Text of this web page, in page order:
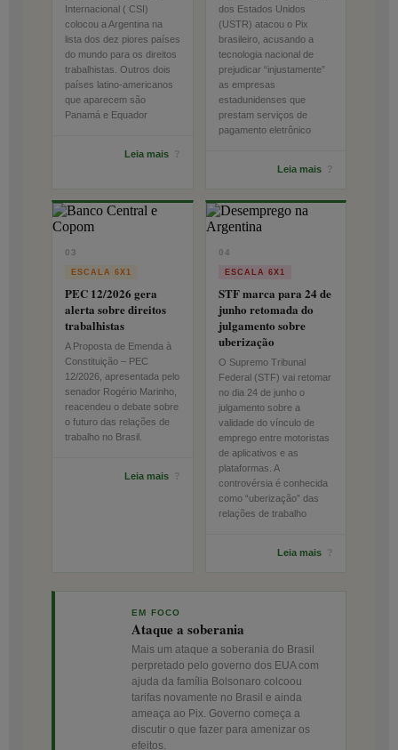
Internacional ( CSI)
colocou a Argentina na
lista dos dez piores países
do mundo para os direitos
trabalhistas. Outros dois
países latino-americanos
que aparecem são
Panamá e Equador
Leia mais ?
dos Estados Unidos
(USTR) atacou o Pix
brasileiro, acusando a
tecnologia nacional de
prejudicar “injustamente”
as empresas
estadunidenses que
prestam serviços de
pagamento eletrônico
Leia mais ?
03
ESCALA 6X1
PEC 12/2026 gera
alerta sobre direitos
trabalhistas
A Proposta de Emenda à
Constituição – PEC
12/2026, apresentada pelo
senador Rogério Marinho,
reacendeu o debate sobre
o futuro das relações de
trabalho no Brasil.
Leia mais ?
04
ESCALA 6X1
STF marca para 24 de
junho retomada do
julgamento sobre
uberização
O Supremo Tribunal
Federal (STF) vai retomar
no dia 24 de junho o
julgamento sobre a
validade do vínculo de
emprego entre motoristas
de aplicativos e as
plataformas. A
controvérsia é conhecida
como “uberização” das
relações de trabalho
Leia mais ?
EM FOCO
Ataque a soberania
Mais um ataque a soberania do Brasil
perpretado pelo governo dos EUA com
ajuda da família Bolsonaro colcoou
tarifas novamente no Brasil e ainda
ameaça ao Pix. Governo começa a
discutir o que fazer para amenizar os
efeitos.